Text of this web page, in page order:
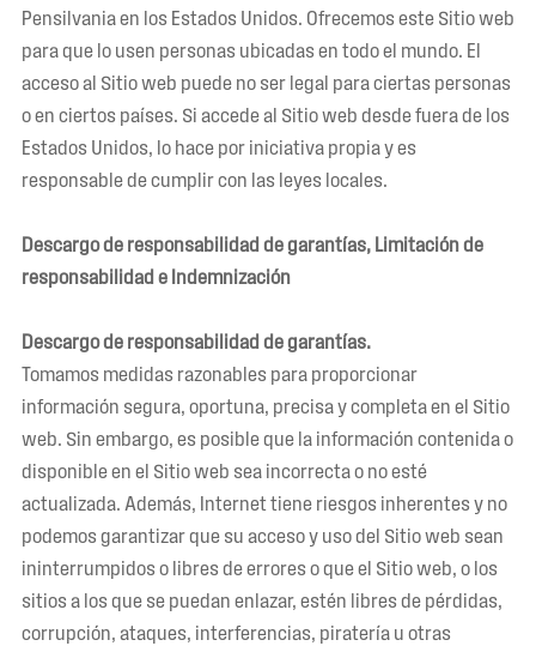
Pensilvania en los Estados Unidos. Ofrecemos este Sitio web
para que lo usen personas ubicadas en todo el mundo. El
acceso al Sitio web puede no ser legal para ciertas personas
o en ciertos países. Si accede al Sitio web desde fuera de los
Estados Unidos, lo hace por iniciativa propia y es
responsable de cumplir con las leyes locales.
Descargo de responsabilidad de garantías, Limitación de
responsabilidad e Indemnización
Descargo de responsabilidad de garantías.
Tomamos medidas razonables para proporcionar
información segura, oportuna, precisa y completa en el Sitio
web. Sin embargo, es posible que la información contenida o
disponible en el Sitio web sea incorrecta o no esté
actualizada. Además, Internet tiene riesgos inherentes y no
podemos garantizar que su acceso y uso del Sitio web sean
ininterrumpidos o libres de errores o que el Sitio web, o los
sitios a los que se puedan enlazar, estén libres de pérdidas,
corrupción, ataques, interferencias, piratería u otras